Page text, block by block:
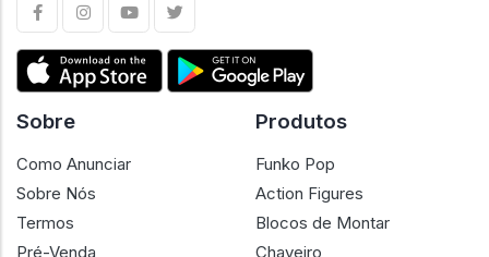
Sobre
Como Anunciar
Sobre Nós
Termos
Pré-Venda
Produtos
Funko Pop
Action Figures
Blocos de Montar
Chaveiro